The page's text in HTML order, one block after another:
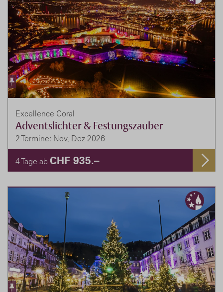
Excellence Coral
Adventslichter & Festungszauber
2 Termine: Nov, Dez 2026
4 Tage ab CHF 935.–